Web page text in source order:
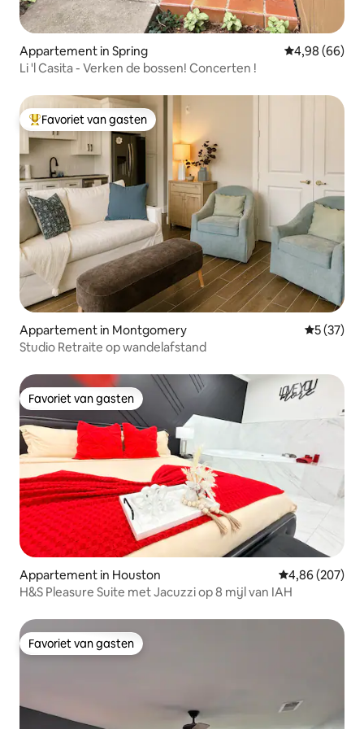
Appartement in Spring Gemiddelde
4,98 (66)
Li 'l Casita - Verken de bossen! Concerten !
Topfavoriet van gasten
Favoriet van gasten
Appartement in Montgomery
5 (37)
Studio Retraite op wandelafstand
Favoriet van gasten
Favoriet van gasten
Appartement in Houston Gemiddelde
4,86 (207)
H&S Pleasure Suite met Jacuzzi op 8 mijl van IAH
Favoriet van gasten
Favoriet van gasten